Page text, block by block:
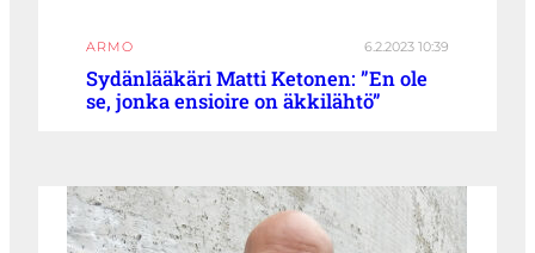
ARMO 6.2.2023 10:39
Sydänlääkäri Matti Ketonen: ”En ole
se, jonka ensioire on äkkilähtö”